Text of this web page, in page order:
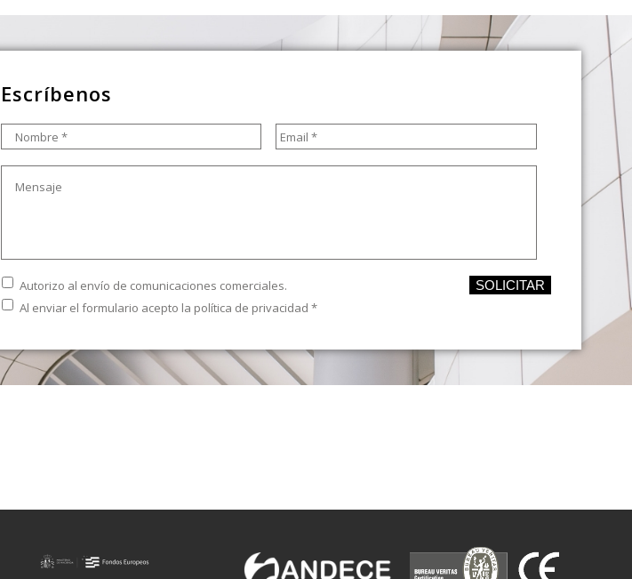
Escríbenos
Nombre *
Mensaje
Envío
comerciales
Autorizo al envío de comunicaciones comerciales.
TextoAl enviar el formulario acepto la política de privacidad *
SOLICITAR